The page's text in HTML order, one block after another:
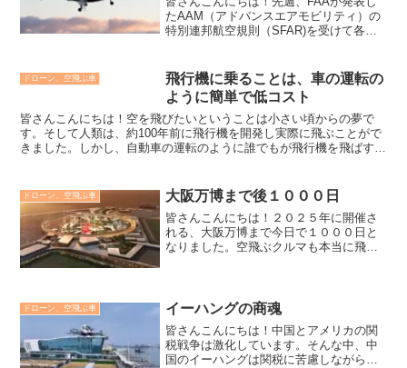
たAAM（アドバンスエアモビリティ）の
特別連邦航空規則（SFAR)を受けて各企
掘り起こすことができるのでしょうか？
そしてエネルギー...
ドローン、空飛ぶ車
飛行機に乗ることは、車の運転の
ように簡単で低コスト
皆さんこんにちは！空を飛びたいということは小さい頃からの夢で
す。そして人類は、約100年前に飛行機を開発し実際に飛ぶことがで
きました。しかし、自動車の運転のように誰でもが飛行機を飛ばすこ
ドローン、空飛ぶ車 大阪万博まで後１０００日
皆さんこんにちは！２０２５年に開催さ
れる、大阪万博まで今日で１０００日と
なりました。空飛ぶクルマも本当に飛ぶ
OSAKA, KANS...
ドローン、空飛ぶ車 イーハングの商魂
皆さんこんにちは！中国とアメリカの関
税戦争は激化しています。そんな中、中
国のイーハングは関税に苦慮しながらも